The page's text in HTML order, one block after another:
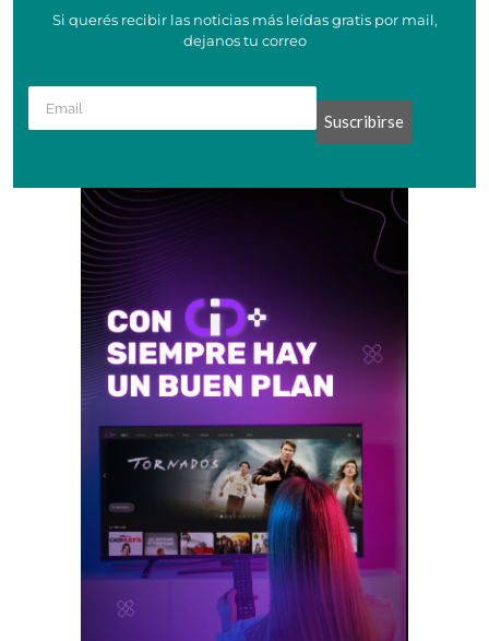
Si querés recibir las noticias más leídas gratis por mail,
dejanos tu correo
Suscribirse